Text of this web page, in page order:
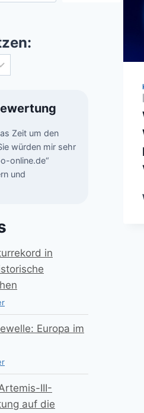
Zeit um den
würden mir sehr
online.de“
und
in
Europa im
III-
auf die